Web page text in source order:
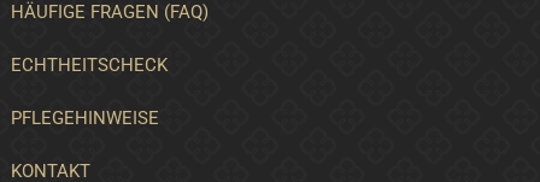
HÄUFIGE FRAGEN (FAQ)
ECHTHEITSCHECK
PFLEGEHINWEISE
KONTAKT